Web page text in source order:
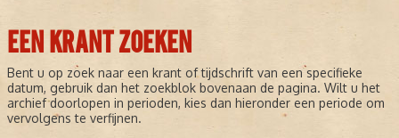
EEN KRANT ZOEKEN
Bent u op zoek naar een krant of tijdschrift van een specifieke
datum, gebruik dan het zoekblok bovenaan de pagina. Wilt u het
archief doorlopen in perioden, kies dan hieronder een periode om
vervolgens te verfijnen.